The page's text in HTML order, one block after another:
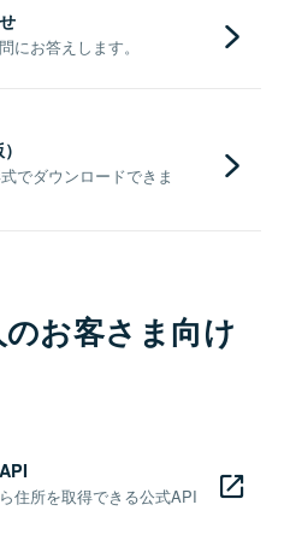
にお答えします。
でダウンロードできま
お客さま向け
住所を取得できる公式API